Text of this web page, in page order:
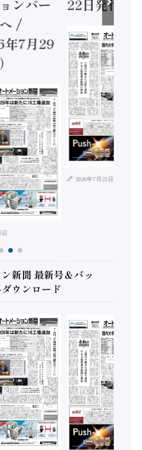
ンパー
/
年7月29
22日発行）
2026年7月21日
新聞 最新号＆バッ
ウンロード